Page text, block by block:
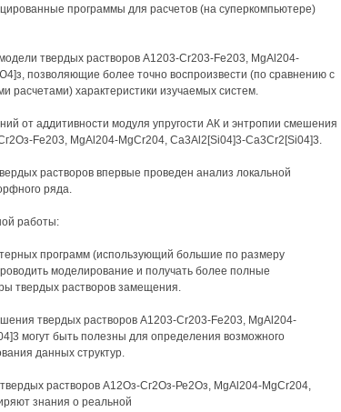
программы для расчетов (на суперкомпьютере)
твердых растворов А1203-Cr203-Fe203, MgAl204-
позволяющие более точно воспроизвести (по сравнению с
расчетами) характеристики изучаемых систем.
от аддитивности модуля упругости АК и энтропии смешения
Fe203, MgAl204-MgCr204, Ca3Al2[Si04]3-Ca3Cr2[Si04]3.
растворов впервые проведен анализ локальной
ряда.
работы:
программ (использующий большие по размеру
моделирование и получать более полные
твердых растворов замещения.
твердых растворов А1203-Cr203-Fe203, MgAl204-
могут быть полезны для определения возможного
данных структур.
растворов А12Оз-Сг2Оз-Ре2Оз, MgAl204-MgCr204,
знания о реальной